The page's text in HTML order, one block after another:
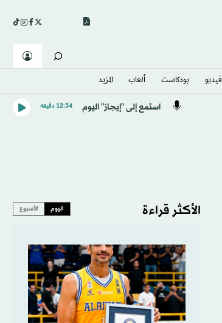
فيديو بودكاست ألعاب المزيد
استمع إلى "إيجاز" اليوم 12:34 دقيقه
الأكثر قراءة اليوم الأسبوع